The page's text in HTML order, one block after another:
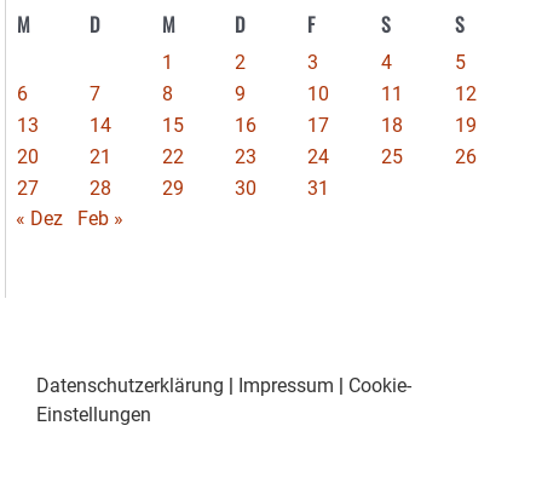
M D M D F S S
1 2 3 4
5
6
7 8 9 10 11
12
13
14 15 16 17 18
19
20
21 22 23 24 25
26
27
28 29 30
31
« Dez
Feb »
Datenschutzerklärung | Impressum | Cookie-
Einstellungen